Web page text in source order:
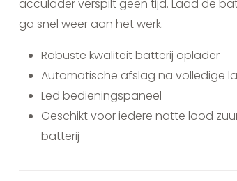
acculader verspilt geen tijd. Laad de
ga snel weer aan het werk.
Robuste kwaliteit batterij oplader
Automatische afslag na volledige
Led bedieningspaneel
Geschikt voor iedere natte lood
batterij